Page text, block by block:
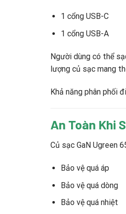
1 cổng USB-C
1 cổng USB-A
Người dùng có thể
lượng củ sạc mang
Khả năng phân phối
An Toàn Khi
Củ sạc GaN Ugreen
Bảo vệ quá áp
Bảo vệ quá dòng
Bảo vệ quá nhiệt